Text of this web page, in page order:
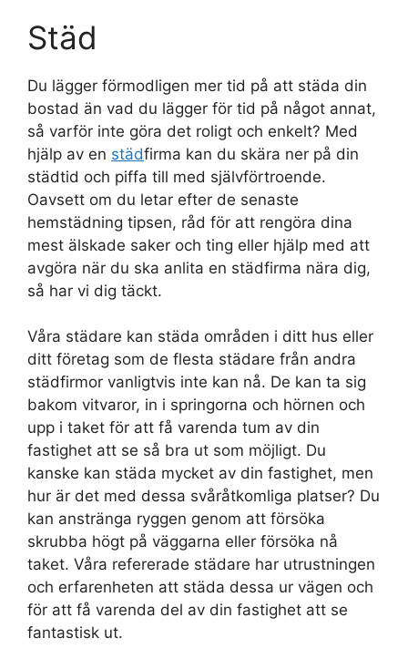
Städ
Du lägger förmodligen mer tid på att städa din
bostad än vad du lägger för tid på något annat,
så varför inte göra det roligt och enkelt? Med
hjälp av en städfirma kan du skära ner på din
städtid och piffa till med självförtroende.
Oavsett om du letar efter de senaste
hemstädning tipsen, råd för att rengöra dina
mest älskade saker och ting eller hjälp med att
avgöra när du ska anlita en städfirma nära dig,
så har vi dig täckt.
Våra städare kan städa områden i ditt hus eller
ditt företag som de flesta städare från andra
städfirmor vanligtvis inte kan nå. De kan ta sig
bakom vitvaror, in i springorna och hörnen och
upp i taket för att få varenda tum av din
fastighet att se så bra ut som möjligt. Du
kanske kan städa mycket av din fastighet, men
hur är det med dessa svåråtkomliga platser? Du
kan anstränga ryggen genom att försöka
skrubba högt på väggarna eller försöka nå
taket. Våra refererade städare har utrustningen
och erfarenheten att städa dessa ur vägen och
för att få varenda del av din fastighet att se
fantastisk ut.